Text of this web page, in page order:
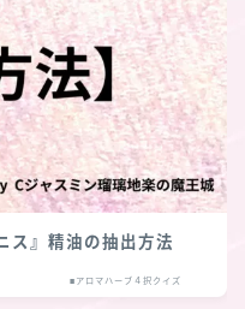
ス』精油の抽出方法
■アロマハーブ４択クイズ